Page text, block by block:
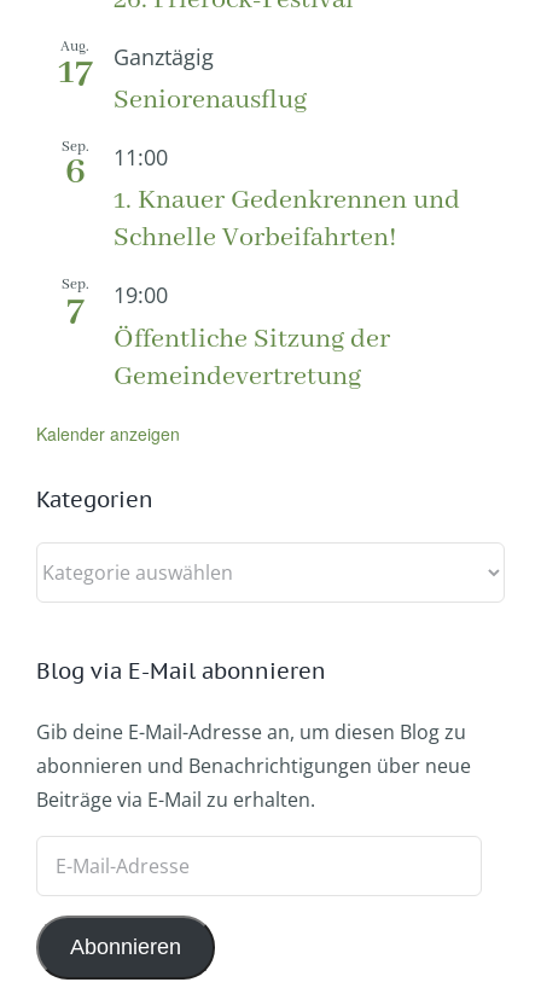
Aug.
17 Ganztägig
Seniorenausflug
Sep.
6 11:00
1. Knauer Gedenkrennen und
Schnelle Vorbeifahrten!
Sep.
7 19:00
Öffentliche Sitzung der
Gemeindevertretung
Kalender anzeigen
Kategorien
Kategorien
Blog via E-Mail abonnieren
Gib deine E-Mail-Adresse an, um diesen Blog zu
abonnieren und Benachrichtigungen über neue
Beiträge via E-Mail zu erhalten.
Mail-
Adresse
Abonnieren